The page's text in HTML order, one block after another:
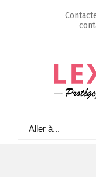
Aller à...